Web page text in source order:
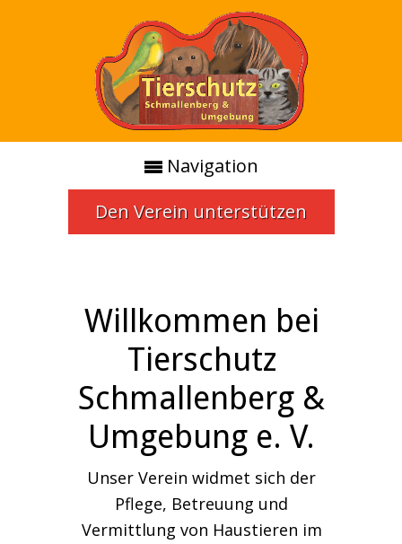
Navigation
Den Verein unterstützen
Willkommen bei
Tierschutz
Schmallenberg &
Umgebung e. V.
Unser Verein widmet sich der
Pflege, Betreuung und
Vermittlung von Haustieren im